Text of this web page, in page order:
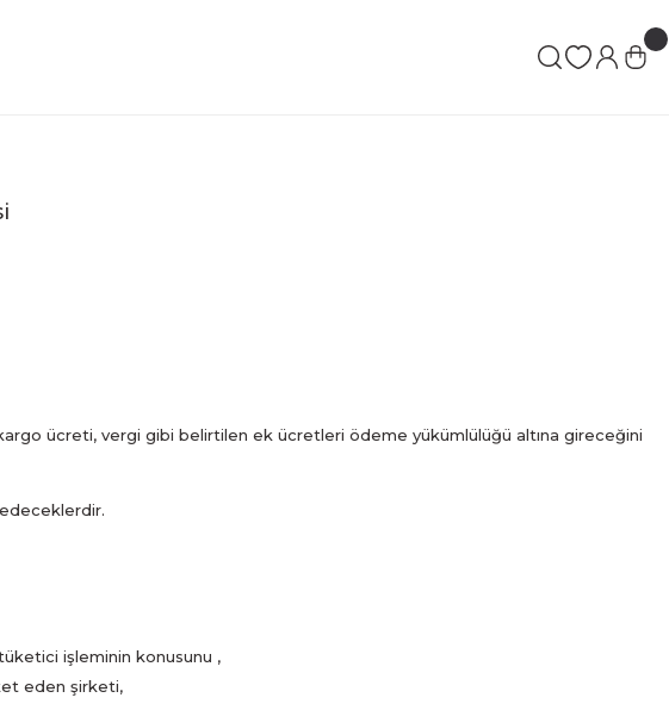
ücreti, vergi gibi belirtilen ek ücretleri ödeme yükümlülüğü altına gireceğini
edeceklerdir.
işleminin konusunu ,
eden şirketi,